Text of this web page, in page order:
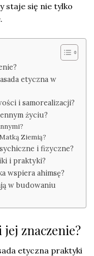
staje się nie tylko
etyczna w
i samorealizacji?
życiu?
Ziemią?
i fizyczne?
i praktyki?
wspiera ahimsę?
w budowaniu
jej znaczenie?
etyczna praktyki